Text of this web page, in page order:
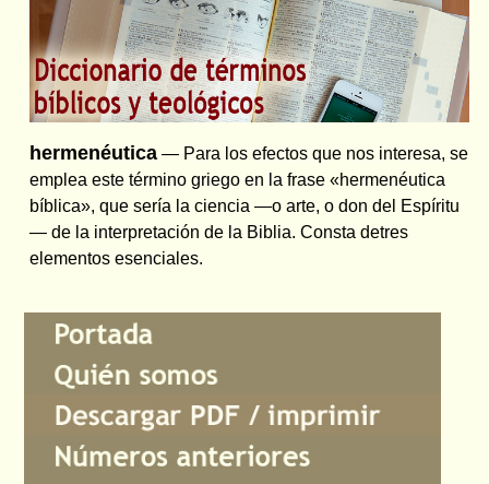
hermenéutica— Para los efectos que nos interesa, se
emplea este término griego en la frase «hermenéutica
bíblica», que sería la ciencia —o arte, o don del Espíritu
— de la interpretación de la Biblia. Consta detres
elementos esenciales.